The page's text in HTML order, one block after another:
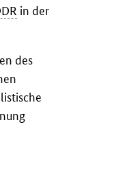
in der
des